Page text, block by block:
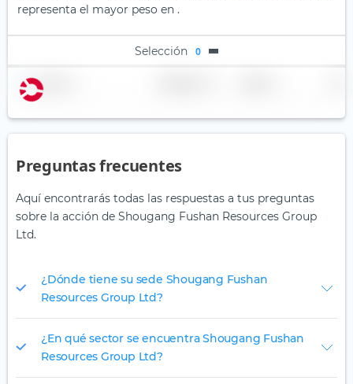
representa el mayor peso en .
Selección 0
Nombre
Preguntas frecuentes
Aquí encontrarás todas las respuestas a tus preguntas
sobre la acción de Shougang Fushan Resources Group
Ltd.
¿Dónde tiene su sede Shougang Fushan
Resources Group Ltd?
¿En qué sector se encuentra Shougang Fushan
Resources Group Ltd?